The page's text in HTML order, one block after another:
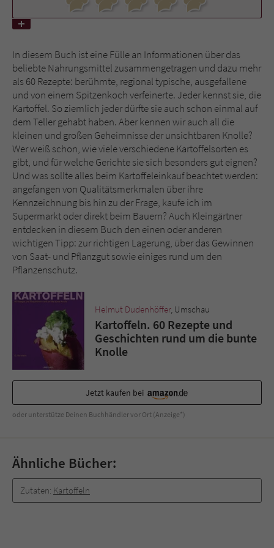
In diesem Buch ist eine Fülle an Informationen über das
beliebte Nahrungsmittel zusammengetragen und dazu mehr
als 60 Rezepte: berühmte, regional typische, ausgefallene
und von einem Spitzenkoch verfeinerte. Jeder kennst sie, die
Kartoffel. So ziemlich jeder dürfte sie auch schon einmal auf
dem Teller gehabt haben. Aber kennen wir auch all die
kleinen und großen Geheimnisse der unsichtbaren Knolle?
Wer weiß schon, wie viele verschiedene Kartoffelsorten es
gibt, und für welche Gerichte sie sich besonders gut eignen?
Und was sollte alles beim Kartoffeleinkauf beachtet werden:
angefangen von Qualitätsmerkmalen über ihre
Kennzeichnung bis hin zu der Frage, kaufe ich im
Supermarkt oder direkt beim Bauern? Auch Kleingärtner
entdecken in diesem Buch den einen oder anderen
wichtigen Tipp: zur richtigen Lagerung, über das Gewinnen
von Saat- und Pflanzgut sowie einiges rund um den
Pflanzenschutz.
Helmut Dudenhöffer, Umschau
Kartoffeln. 60 Rezepte und
Geschichten rund um die bunte
Knolle
Jetzt kaufen bei
oder unterstütze Deinen Buchhändler vor Ort (Anzeige*)
Ähnliche Bücher:
Zutaten: Kartoffeln
Name
Anbieter Literatur-Couch Medien GmbH & Co. KG
Laufzeit 1 Jahr
Zweck Cookie für Kommentare einzelner Buchtitel
Name fe_typo_user
Anbieter Literatur-Couch Medien GmbH & Co. KG
Laufzeit Session
Zweck
Dieses Cookie gewährleistet die
Kommunikation der Webseite mit dem
Benutzer. Es wird benötigt um z. B. den